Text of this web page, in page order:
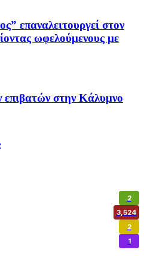
επαναλειτουργεί στον
ωφελούμενους με
στην Κάλυμνο
2
3,524
2
1